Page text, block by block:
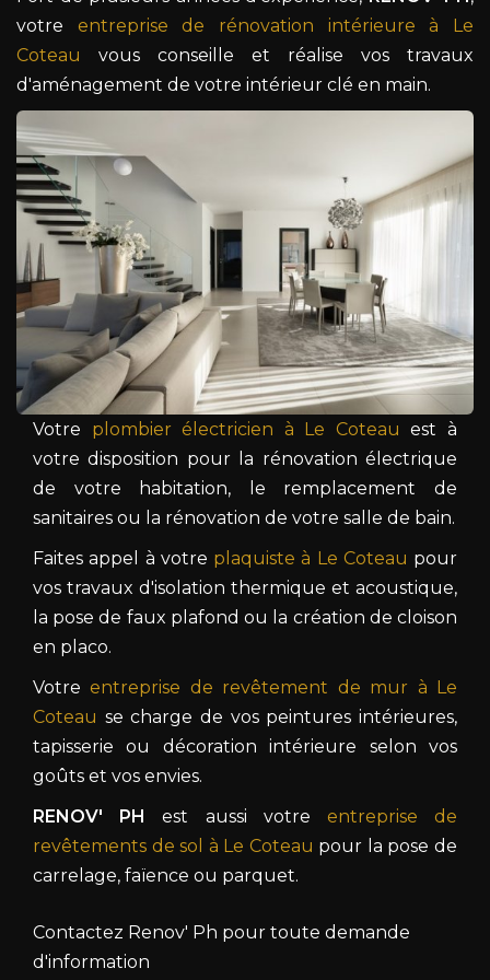
votre entreprise de rénovation intérieure à Le
Coteau
vous conseille et réalise vos travaux
d'aménagement de votre intérieur clé en main.
Votre plombier électricien à Le Coteau est à
votre disposition pour la rénovation électrique
de votre habitation, le remplacement de
sanitaires ou la rénovation de votre salle de bain.
Faites appel à votre plaquiste à Le Coteau pour
vos travaux d'isolation thermique et acoustique,
la pose de faux plafond ou la création de cloison
en placo.
Votreentreprise de revêtement de mur à Le
Coteau se charge de vos peintures intérieures,
tapisserie ou décoration intérieure selon vos
goûts et vos envies.
RENOV' PH
est aussi votre entreprise de
revêtements de sol à Le Coteau pour la pose de
carrelage, faïence ou parquet.
Contactez Renov' Ph pour toute demande
d'information